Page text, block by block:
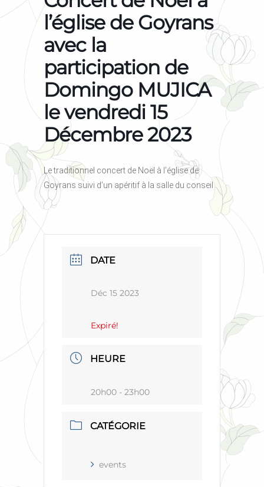
l’église de Goyrans
avec la
participation de
Domingo MUJICA
le vendredi 15
Décembre 2023
Le traditionnel concert de Noël à l’église de
Goyrans suivi d’un apéritif à la salle du conseil
DATE
Déc 15 2023
Expiré!
HEURE
20h00 - 23h00
CATÉGORIE
events